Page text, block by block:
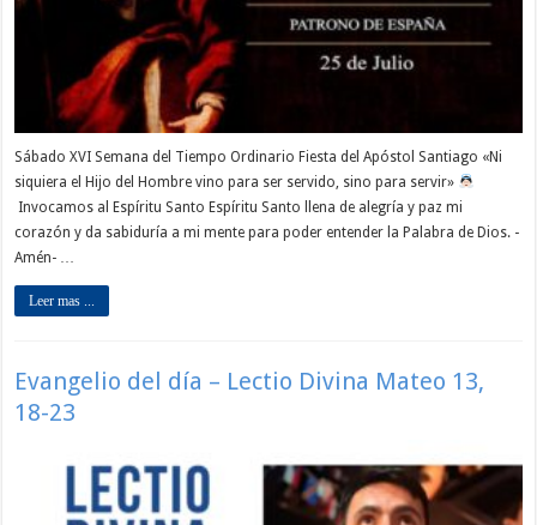
Sábado XVI Semana del Tiempo Ordinario Fiesta del Apóstol Santiago «Ni
siquiera el Hijo del Hombre vino para ser servido, sino para servir»
Invocamos al Espíritu Santo Espíritu Santo llena de alegría y paz mi
corazón y da sabiduría a mi mente para poder entender la Palabra de Dios. -
Amén- …
Leer mas ...
Evangelio del día – Lectio Divina Mateo 13,
18-23